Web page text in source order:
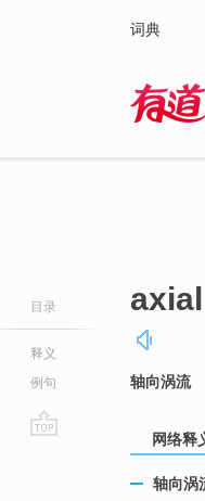
词典
目录
释义
例句
轴向涡流
网络释
轴向涡